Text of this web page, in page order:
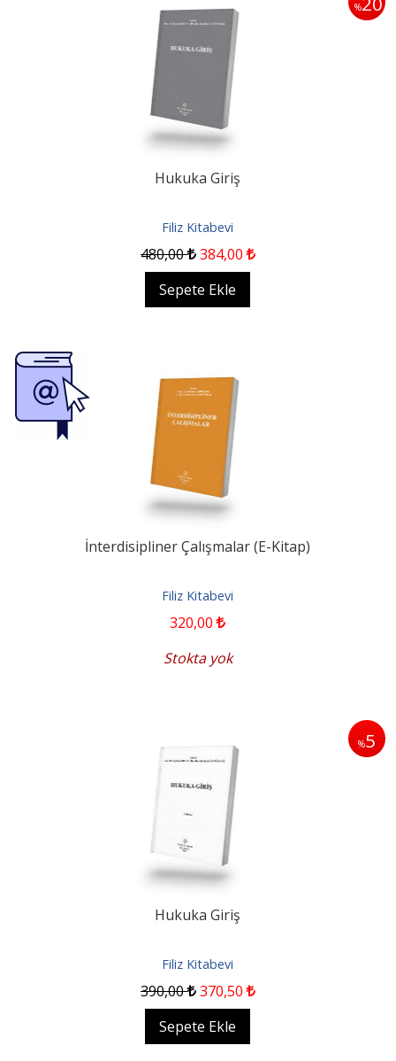
%
Hukuka Giriş
Filiz Kitabevi
480,00 384,00
Sepete Ekle
İnterdisipliner Çalışmalar (E-Kitap)
Filiz Kitabevi
320,00
Stokta yok
%5
Hukuka Giriş
Filiz Kitabevi
390,00 370,50
Sepete Ekle